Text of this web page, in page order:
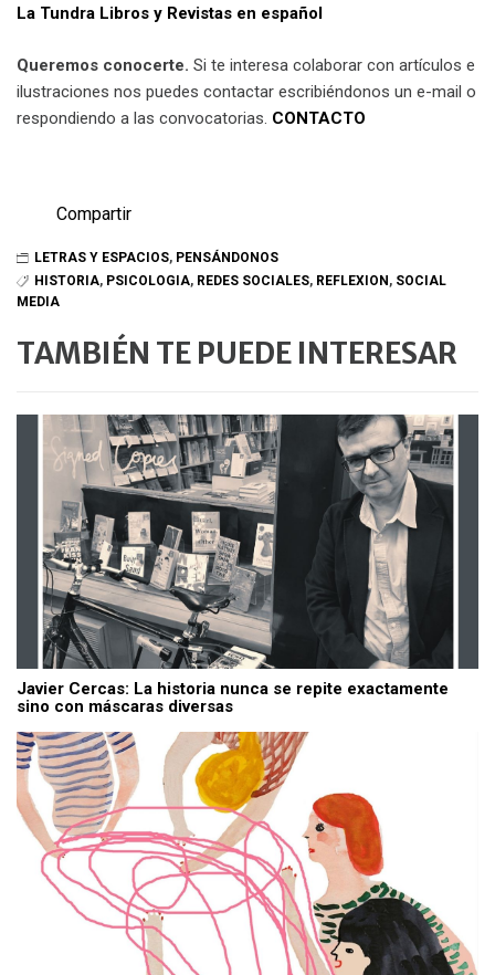
La Tundra Libros y Revistas en español
Queremos conocerte. Si te interesa colaborar con artículos e
ilustraciones nos puedes contactar escribiéndonos un e-mail o
respondiendo a las convocatorias. CONTACTO
Compartir
LETRAS Y ESPACIOS, PENSÁNDONOS
HISTORIA, PSICOLOGIA, REDES SOCIALES, REFLEXION , SOCIAL
MEDIA
TAMBIÉN TE PUEDE INTERESAR
Javier Cercas: La historia nunca se repite exactamente
sino con máscaras diversas